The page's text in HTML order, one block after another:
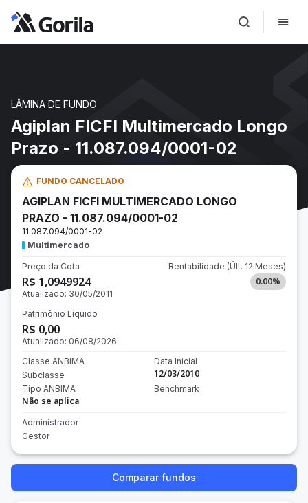
LÂMINA DE FUNDO
Agiplan FICFI Multimercado Longo
Prazo - 11.087.094/0001-02
FUNDO CANCELADO
AGIPLAN FICFI MULTIMERCADO LONGO
PRAZO - 11.087.094/0001-02
11.087.094/0001-02
Multimercado
Preço da Cota
R$ 1,0949924
Atualizado: 30/05/2011
Rentabilidade (Últ. 12 Meses)
0.00%
Patrimônio Líquido
R$ 0,00
Atualizado: 06/08/2026
Classe ANBIMA
Subclasse
Tipo ANBIMA
Não se aplica
Data Inicial
12/03/2010
Benchmark
Administrador
Gestor
Comparar fundos